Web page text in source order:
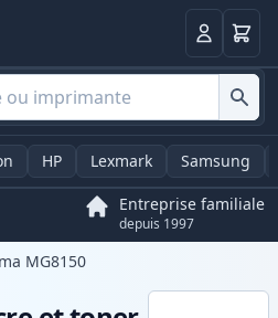
Panier
HP Lexmark Samsung
Entreprise familiale
depuis 1997
MG8150